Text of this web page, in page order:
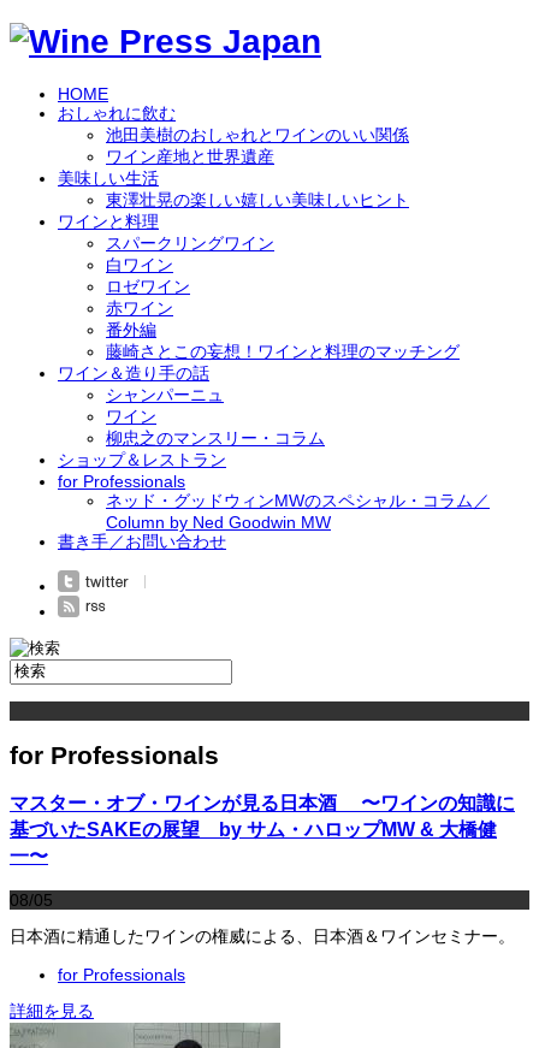
HOME
おしゃれに飲む
池田美樹のおしゃれとワインのいい関係
ワイン産地と世界遺産
美味しい生活
東澤壮晃の楽しい嬉しい美味しいヒント
ワインと料理
スパークリングワイン
白ワイン
ロゼワイン
赤ワイン
番外編
藤崎さとこの妄想！ワインと料理のマッチング
ワイン＆造り手の話
シャンパーニュ
ワイン
柳忠之のマンスリー・コラム
ショップ＆レストラン
for Professionals
ネッド・グッドウィンMWのスペシャル・コラム／
Column by Ned Goodwin MW
書き手／お問い合わせ
for Professionals
マスター・オブ・ワインが見る日本酒 〜ワインの知識に
基づいたSAKEの展望 by サム・ハロップMW & 大橋健
一〜
08/05
日本酒に精通したワインの権威による、日本酒＆ワインセミナー。
for Professionals
詳細を見る